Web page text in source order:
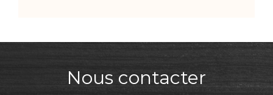
Nous contacter